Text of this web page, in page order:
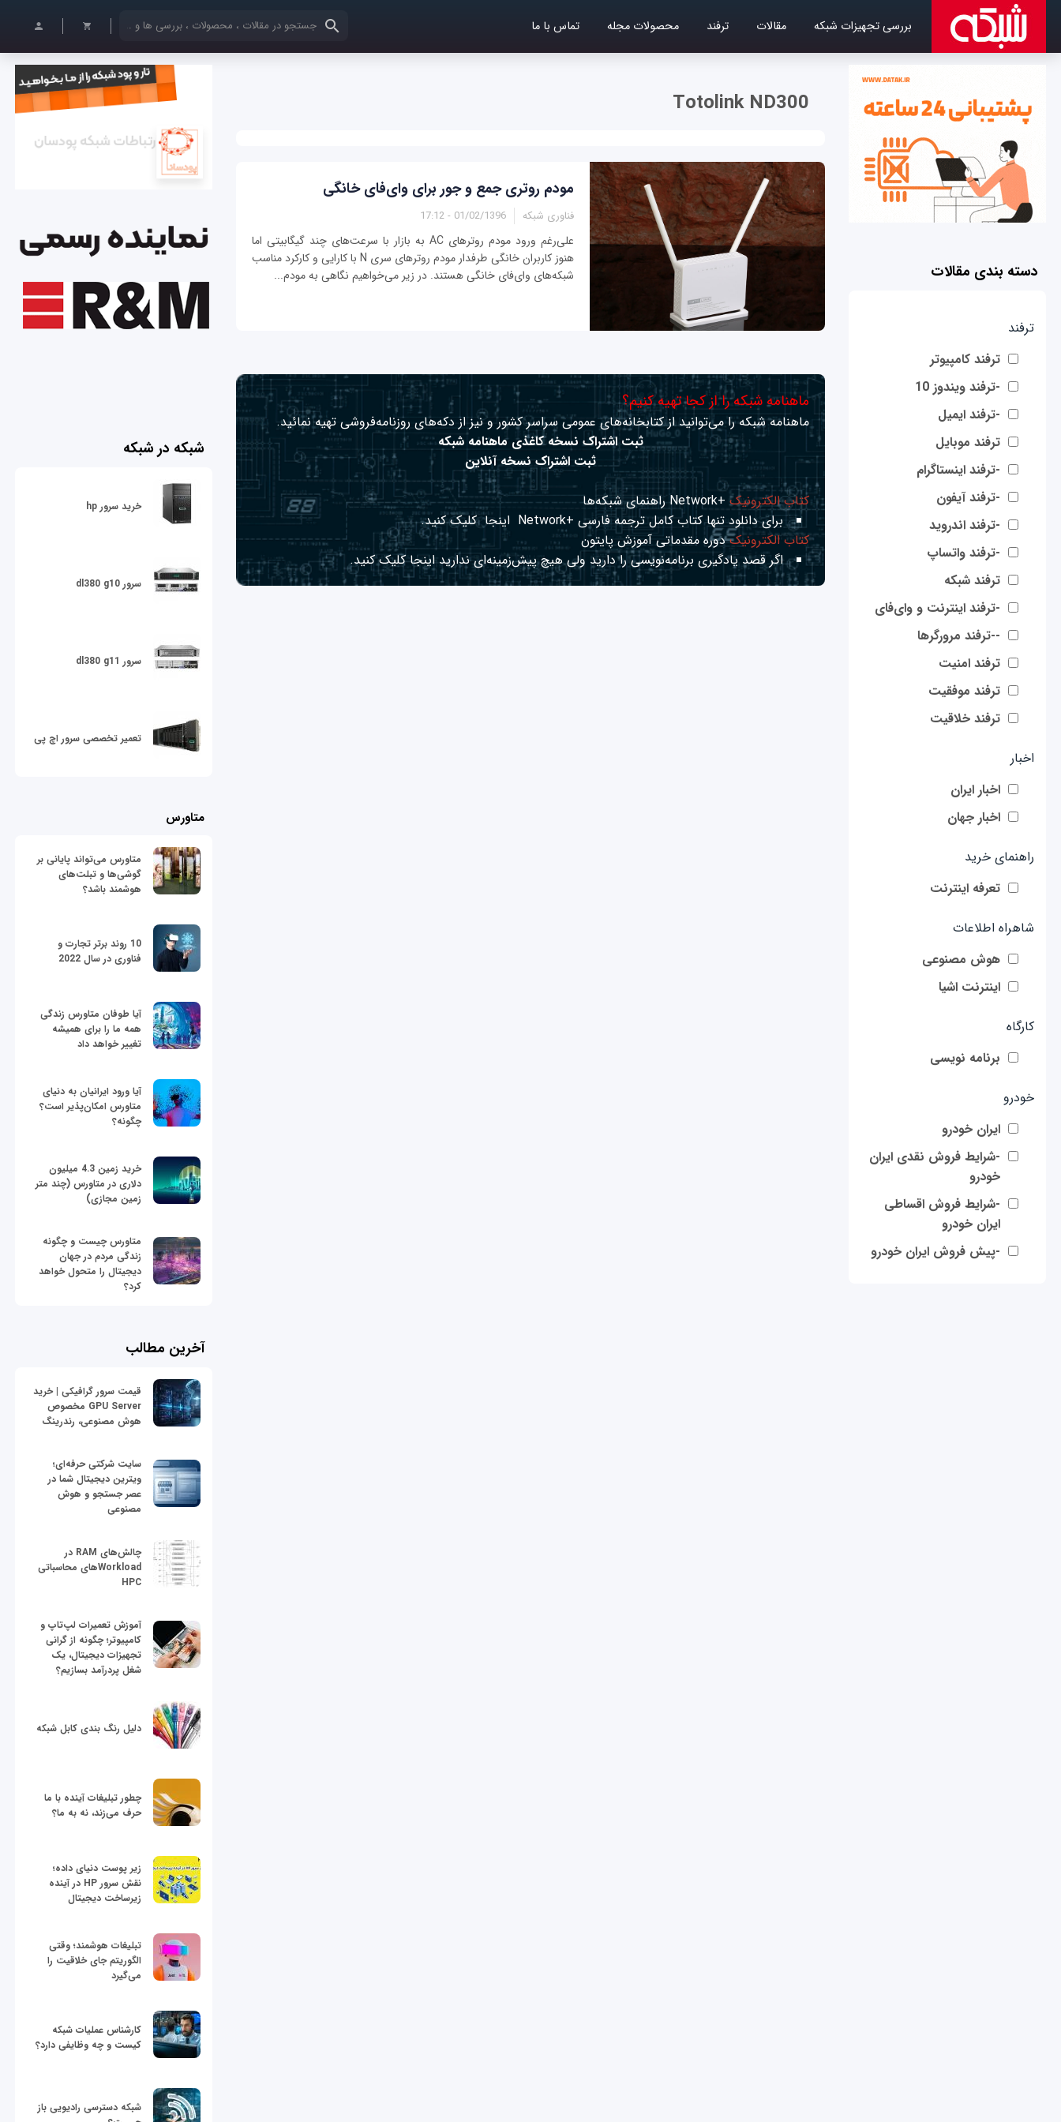
بررسی تجهیزات شبکه مقالات ترفند محصولات مجله تماس با ما کلمات کلیدی خود را وارد کنید
دسته بندی مقالات
ترفند
ترفند کامپیوتر
-ترفند ویندوز 10
-ترفند ایمیل
ترفند موبایل
-ترفند اینستاگرام
-ترفند آیفون
-ترفند اندروید
-ترفند واتساپ
ترفند شبکه
-ترفند اینترنت و وای‌فای
--ترفند مرورگرها
ترفند امنیت
ترفند موفقیت
ترفند خلاقیت
اخبار
اخبار ایران
اخبار جهان
راهنمای خرید
تعرفه اینترنت
شاهراه اطلاعات
هوش مصنوعی
اینترنت اشیا
کارگاه
برنامه نویسی
خودرو
ایران خودرو
-شرایط فروش نقدی ایران
خودرو
-شرایط فروش اقساطی
ایران خودرو
-پیش فروش ایران خودرو
Totolink ND300
مودم روتری جمع و جور برای وای‌فای خانگی
فناوری شبکه 01/02/1396 - 17:12
علی‌رغم ورود مودم روترهای AC به بازار با سرعت‌های چند گیگابیتی اما
هنوز کاربران خانگی طرفدار مودم روترهای سری N با کارایی و کارکرد مناسب
شبکه‌های وای‌فای خانگی هستند. در زیر می‌خواهیم نگاهی به مودم...
ماهنامه شبکه را از کجا تهیه کنیم؟
ماهنامه شبکه را می‌توانید از کتابخانه‌های عمومی سراسر کشور و نیز از دکه‌های روزنامه‌فروشی تهیه نمائید.
ثبت اشتراک نسخه کاغذی ماهنامه شبکه
ثبت اشتراک نسخه آنلاین
کتاب الکترونیک +Network راهنمای شبکه‌ها
برای دانلود تنها کتاب کامل ترجمه فارسی +Network
اینجا کلیک کنید.
کتاب الکترونیکدوره مقدماتی آموزش پایتون
اگر قصد یادگیری برنامه‌نویسی را دارید ولی هیچ پیش‌زمینه‌ای نداریداینجا کلیک کنید.
شبکه در شبکه
خرید سرور hp
سرور dl380 g10
سرور dl380 g11
تعمیر تخصصی سرور اچ پی
متاورس
متاورس می‌تواند پایانی بر
گوشی‌ها و تبلت‌های
هوشمند باشد؟
10 روند برتر تجارت و
فناوری در سال 2022
آیا طوفان متاورس زندگی
همه ما را برای همیشه
تغییر خواهد داد
آیا ورود ایرانیان به دنیای
متاورس امکان‌پذیر است؟
چگونه؟
خرید زمین 4.3 میلیون
دلاری در متاورس (چند متر
زمین مجازی)
متاورس چیست و چگونه
زندگی مردم در جهان
دیجیتال را متحول خواهد
کرد؟
آخرین مطالب
قیمت سرور گرافیکی | خرید
GPU Server مخصوص
هوش مصنوعی، رندرینگ
سایت شرکتی حرفه‌ای؛
ویترین دیجیتال شما در
عصر جستجو و هوش
مصنوعی
چالش‌های RAM در
Workloadهای محاسباتی
HPC
آموزش تعمیرات لپ‌تاپ و
کامپیوتر؛ چگونه از گرانی
تجهیزات دیجیتال، یک
شغل پردرآمد بسازیم؟
دلیل رنگ بندی کابل شبکه
چطور تبلیغات آینده با ما
حرف می‌زند، نه به ما؟
زیر پوست دنیای داده؛
نقش سرور HP در آینده
زیرساخت دیجیتال
تبلیغات هوشمند؛ وقتی
الگوریتم جای خلاقیت را
می‌گیرد
کارشناس عملیات شبکه
کیست و چه وظایفی دارد؟
شبکه دسترسی رادیویی باز